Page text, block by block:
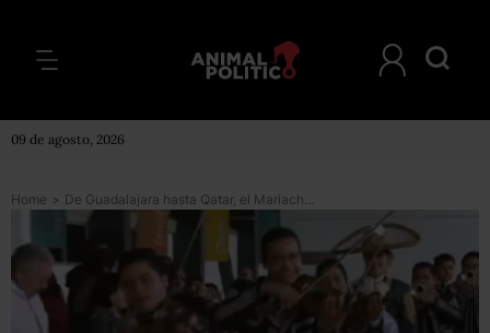
09 de agosto, 2026
Home > De Guadalajara hasta Qatar, el Mariachi mexicano